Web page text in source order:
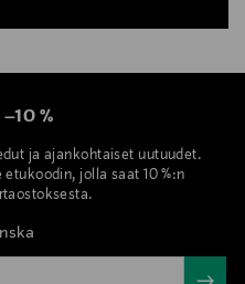
–10 %
ja ajankohtaiset uutuudet.
jolla saat 10 %:n